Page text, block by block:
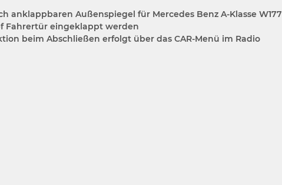
anklappbaren Außenspiegel für Mercedes Benz A-Klasse W177
Fahrertür eingeklappt werden
beim Abschließen erfolgt über das CAR-Menü im Radio